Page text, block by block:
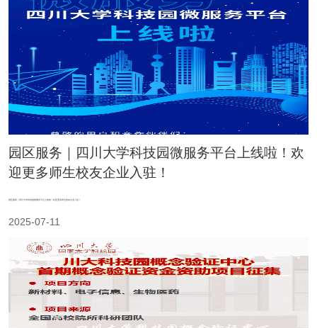
园区服务｜四川大学科技园微服务平台上线啦！欢
迎更多师生校友企业入驻！
园区服务｜四川大学科技园微服务平台上线啦！欢迎更多师生校友企业入驻！
2025-07-11